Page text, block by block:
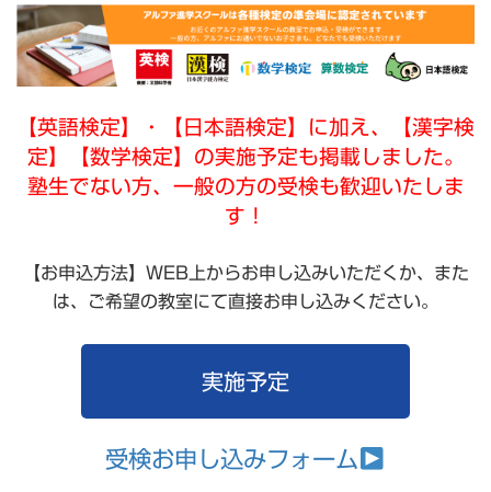
【英語検定】・【日本語検定】に加え、【漢字検
定】【数学検定】の実施予定も掲載しました。
塾生でない方、一般の方の受検も歓迎いたしま
す！
【お申込方法】WEB上からお申し込みいただくか、また
は、ご希望の教室にて直接お申し込みください。
実施予定
受検お申し込みフォーム